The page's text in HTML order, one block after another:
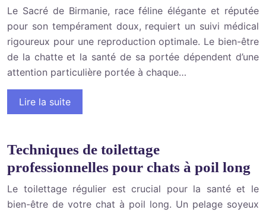
Le Sacré de Birmanie, race féline élégante et réputée
pour son tempérament doux, requiert un suivi médical
rigoureux pour une reproduction optimale. Le bien-être
de la chatte et la santé de sa portée dépendent d’une
attention particulière portée à chaque…
Lire la suite
Techniques de toilettage
professionnelles pour chats à poil long
Le toilettage régulier est crucial pour la santé et le
bien-être de votre chat à poil long. Un pelage soyeux